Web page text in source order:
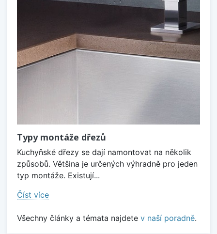
Typy montáže dřezů
Kuchyňské dřezy se dají namontovat na několik
způsobů. Většina je určených výhradně pro jeden
typ montáže. Existují...
Číst více
Všechny články a témata najdete v naší poradně.